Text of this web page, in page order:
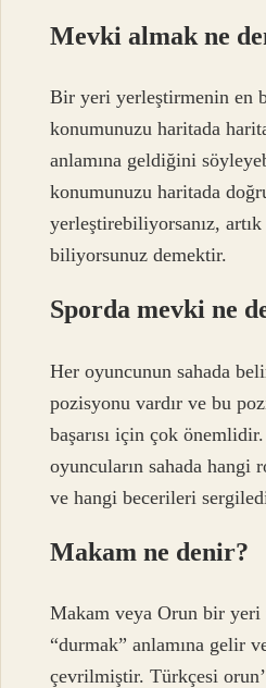
Mevki almak ne
Bir yeri yerleştirmenin en
konumunuzu haritada
anlamına geldiğini
konumunuzu haritada
yerleştirebiliyorsanız,
biliyorsunuz demektir.
Sporda mevki ne
Her oyuncunun sahada
pozisyonu vardır ve bu
başarısı için çok
oyuncuların sahada hangi
ve hangi becerileri
Makam ne denir?
Makam veya Orun bir yeri
“durmak” anlamına gelir
çevrilmiştir. Türkçesi